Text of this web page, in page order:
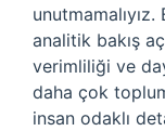
analitik bakış
verimliliği ve
daha çok
insan odaklı